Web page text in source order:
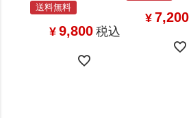
送料無料
¥ 9,800 税込
¥ 7,200